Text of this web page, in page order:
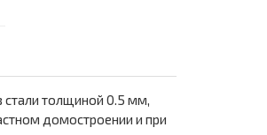
стали толщиной 0.5 мм,
домостроении и при